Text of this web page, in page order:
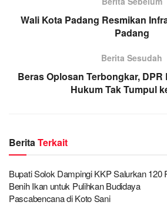
Wali Kota Padang Resmikan
Padang
Berita Sesudah
Beras Oplosan Terbongkar, DPR
Hukum Tak Tumpul
Berita Terkait
Bupati Solok Dampingi KKP Salurkan 120
Benih Ikan untuk Pulihkan Budidaya
Pascabencana di Koto Sani